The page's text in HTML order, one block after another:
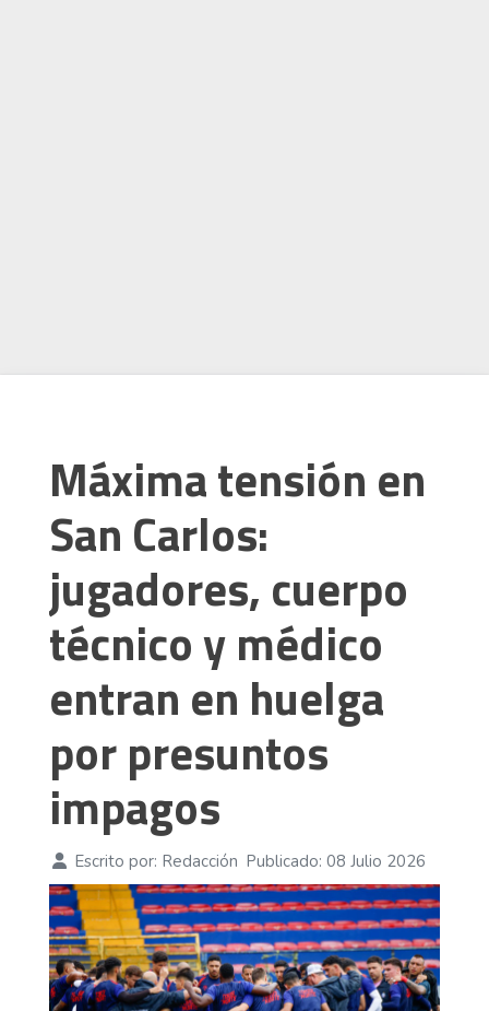
Máxima tensión en
San Carlos:
jugadores, cuerpo
técnico y médico
entran en huelga
por presuntos
impagos
Escrito por: Redacción Publicado: 08 Julio 2026